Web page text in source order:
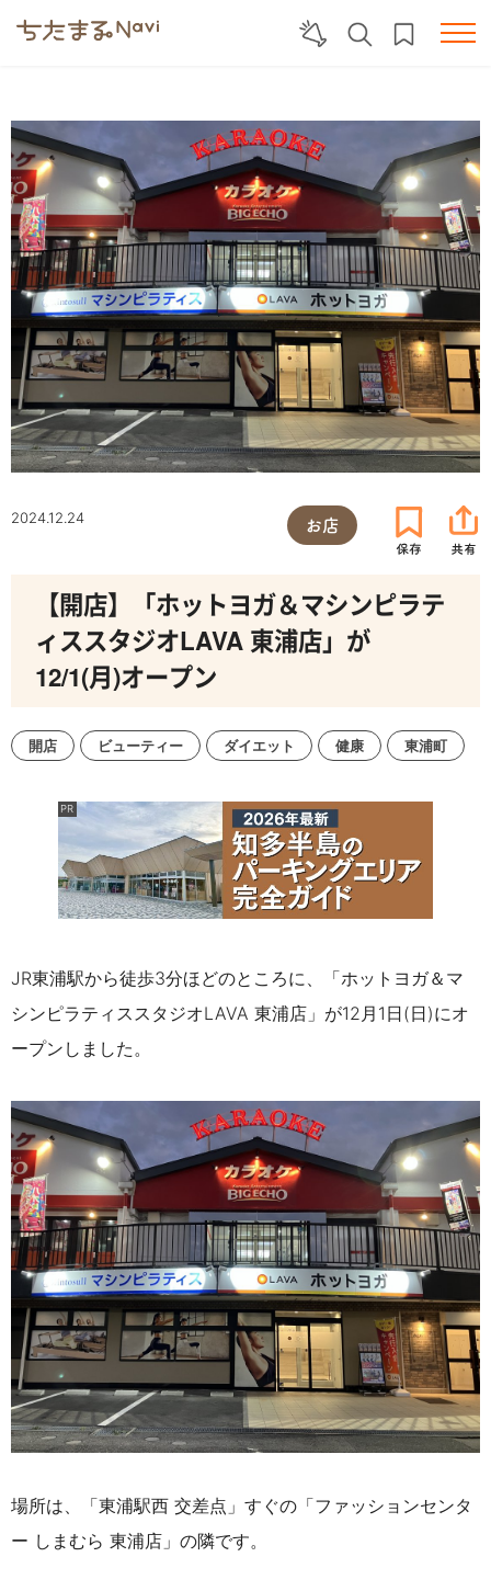
2024.12.24 お店
【開店】「ホットヨガ＆マシンピラテ
ィススタジオLAVA 東浦店」が
12/1(月)オープン
開店 ビューティー ダイエット 健康 東浦町
JR東浦駅から徒歩3分ほどのところに、
「ホットヨガ＆マ
シンピラティススタジオLAVA 東浦店」 が12月1日(日)にオ
ープンしました。
場所は、「東浦駅西 交差点」すぐの「ファッションセンタ
ー しまむら 東浦店」の隣です。